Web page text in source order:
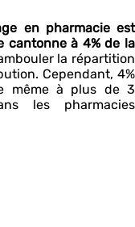
en pharmacie est
cantonne à 4% de la
la répartition
Cependant, 4%
même à plus de 3
les pharmacies